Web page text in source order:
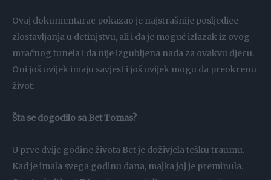
Ovaj dokumentarac pokazao je najstrašnije posljedice
zlostavljanja u detinjstvu, ali i da je moguć izlazak iz ovog
mračnog tunela i da nije izgubljena nada za ovakvu djecu.
Oni još uvijek imaju savjest i još uvijek mogu da preokrenu
život.
Šta se dogodilo sa Bet Tomas?
U prve dvije godine života Bet je doživjela tešku traumu.
Kad je imala svega godinu dana, majka joj je preminula.